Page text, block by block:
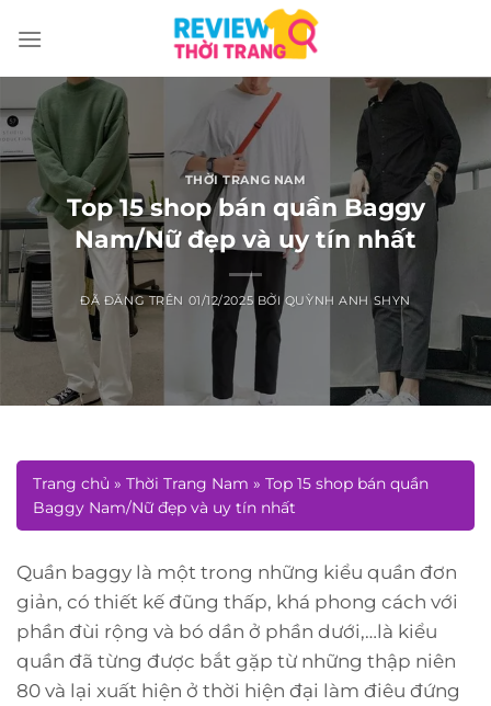
đến
dung
THỜI TRANG NAM
Top 15 shop bán quần Baggy
Nam/Nữ đẹp và uy tín nhất
ĐÃ ĐĂNG TRÊN 01/12/2025 BỞIQUỲNH ANH SHYN
Trang chủ » Thời Trang Nam » Top 15 shop bán quần
Baggy Nam/Nữ đẹp và uy tín nhất
Quần baggy là một trong những kiểu quần đơn
giản, có thiết kế đũng thấp, khá phong cách với
phần đùi rộng và bó dần ở phần dưới,…là kiểu
quần đã từng được bắt gặp từ những thập niên
80 và lại xuất hiện ở thời hiện đại làm điêu đứng